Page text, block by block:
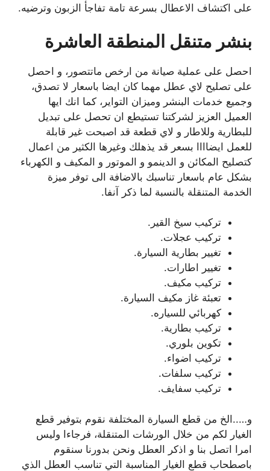
على اكتشاف الاعطال بسرعة تامة تفاجأ الزبون وترضيه.
بنشر متنقل المنطقة العاشرة
احصل على عملية صيانة من ارخص ماتتصور، و احصل
على تصليح لاي عطل مهما كان ايضا باسعار لا تصدق،
وجميع خدمات البنشر وميزان التواير، كما انك ايها
العميل العزيز لشركتنا تستيطع ان تحصل على تبديل
للبطارية وللاطار و لاي قطعة قد اصبحت غير قابلة
للعمل ايضاااا بسعر قد يذهلك وغيرها الكثير من اعمال
كتصليح المكائن و الدينمو و الموتور و المكيف و الكهرباء
بشكل عام باسعار تناسبك بالاضافة الى توفر ميزة
الخدمة المتنقلة بالنسبة لما ذكر آنفا.
تركيب سيخ القير.
تركيب عجلات.
تغيير بطارية السيارة.
تغيير اطارات.
تركيب مكيف.
تعبئة غاز مكيف السيارة.
كهربائي للسياره.
تركيب بطارية.
تكوين بلوري.
تركيب اضواء.
تركيب سلفات.
تركيب سفايف.
و…..الخ من قطع السيارة المختلفة نقوم بتوفير قطع
الغيار لكم من خلال الورشات المتنقلة، فرجاءا وليس
امرا اتصل بنا و اذكر العطل ونحن بدورنا سنقوم
باصطحاب قطع الغيار المناسبة التي تناسب العطل الذي